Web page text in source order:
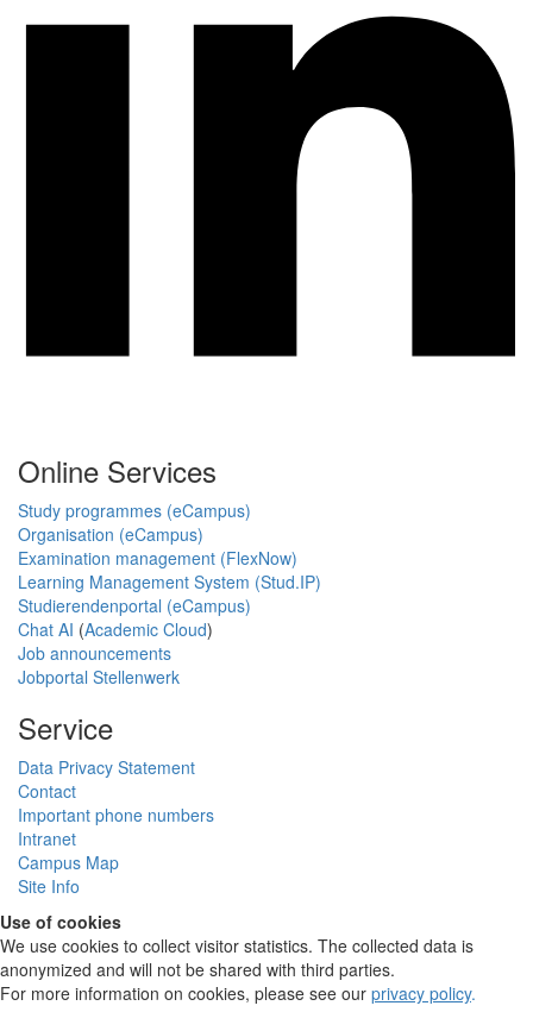
Online Services
Study programmes (eCampus)
Organisation (eCampus)
Examination management (FlexNow)
Learning Management System (Stud.IP)
Studierendenportal (eCampus)
Chat AI (Academic Cloud)
Job announcements
Jobportal Stellenwerk
Service
Data Privacy Statement
Contact
Important phone numbers
Intranet
Campus Map
Site Info
Use of cookies
We use cookies to collect visitor statistics. The collected data is
anonymized and will not be shared with third parties.
For more information on cookies, please see our privacy policy.